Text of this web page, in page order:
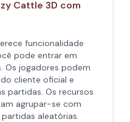
Cattle 3D com
funcionalidade
pode entrar em
Os jogadores podem
cliente oficial e
partidas. Os recursos
agrupar-se com
aleatórias.